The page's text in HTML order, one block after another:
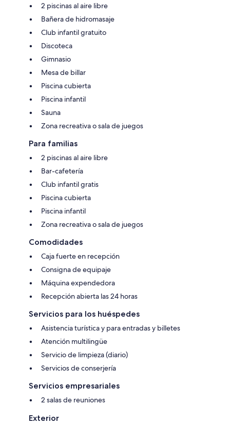
2 piscinas al aire libre
Bañera de hidromasaje
Club infantil gratuito
Discoteca
Gimnasio
Mesa de billar
Piscina cubierta
Piscina infantil
Sauna
Zona recreativa o sala de juegos
Para familias
2 piscinas al aire libre
Bar-cafetería
Club infantil gratis
Piscina cubierta
Piscina infantil
Zona recreativa o sala de juegos
Comodidades
Caja fuerte en recepción
Consigna de equipaje
Máquina expendedora
Recepción abierta las 24 horas
Servicios para los huéspedes
Asistencia turística y para entradas y billetes
Atención multilingüe
Servicio de limpieza (diario)
Servicios de conserjería
Servicios empresariales
2 salas de reuniones
Exterior